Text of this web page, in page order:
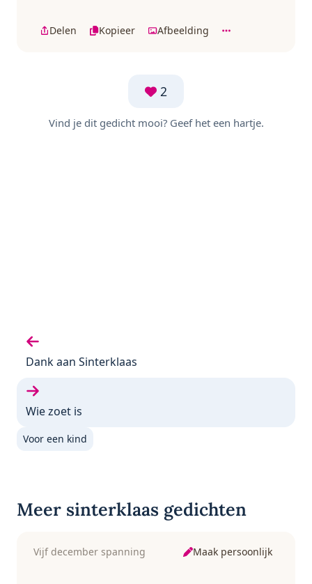
Delen Kopieer Afbeelding
2
Vind je dit gedicht mooi? Geef het een hartje.
Vorige gedicht:
Dank aan Sinterklaas
Volgende gedicht:
Wie zoet is
Voor een kind
Meer sinterklaas gedichten
Vijf december spanning Maak persoonlijk